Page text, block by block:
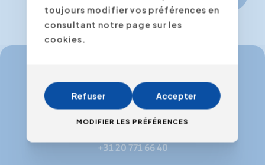
info@expertacademy.be
+32 3 235 32 49
+31 20 771 66 40
toujours modifier vos préférences en
consultant notre page sur les
cookies.
Refuser Accepter
MODIFIER LES PRÉFÉRENCES